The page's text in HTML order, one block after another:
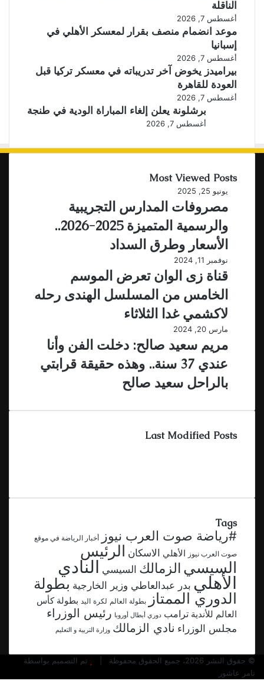
الناقلة
أغسطس 7, 2026
موعد انضمام منصف بقرار لمعسكر الأهلي في
إسبانيا
أغسطس 7, 2026
بيراميدز يخوض آخر تدريباته في معسكر تركيا قبل
العودة للقاهرة
أغسطس 7, 2026
برشلونة يعلن إلغاء المباراة الودية في طنجة
أغسطس 7, 2026
Most Viewed Posts
يونيو 25, 2025
مصروفات المدارس التجريبية
والرسمية المتميزة 2025-2026..
الأسعار وطرق السداد
نوفمبر 11, 2024
قناة زى الوان تعرض الموسم
الخامس من المسلسل الهندى رحله
لاكشمي غدا الثلاثاء
مارس 20, 2024
مريم سعيد صالح: دخلت الفن وأنا
عندي 37 سنة.. وهذه حقيقة قرابتي
بالراحل سعيد صالح
Last Modified Posts
Tags
#رياضة صوت العرب نيوز
أخبار الرياضة في موقع
صوت العرب نيوز الأهلي الاسكان الرئيس
السيسي الزمالك السيسي النادي
الأهلي بدر عبدالعاطي وزير الخارجية بطولة
الدوري الممتاز
بطولة العالم لكرة اليد بطولة كأس
العالم للأندية ترامب دوري أبطال أوروبا رئيس الوزراء
مجلس الوزراء نادي الزمالك وزارة التربية و التعليم
© حقوق النشر 2026، جميع الحقوق محفوظة |
تم التصميم بواسطة
تامر عاشور